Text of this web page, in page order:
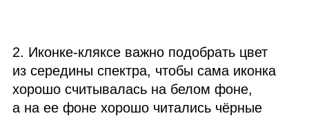
2. Иконке‑кляксе важно подобрать цвет
из середины спектра, чтобы сама иконка
хорошо считывалась на белом фоне,
а на ее фоне хорошо читались чёрные